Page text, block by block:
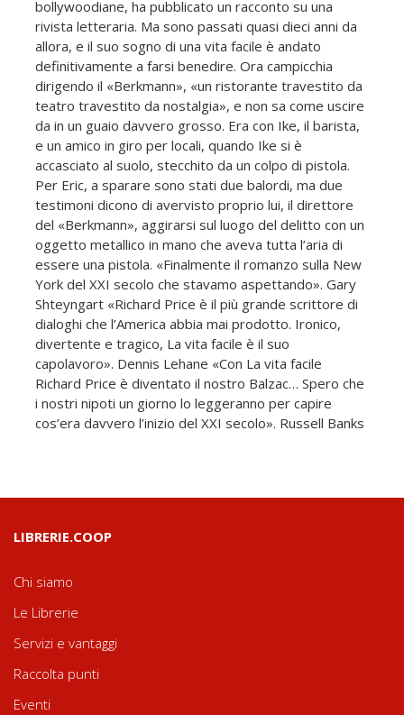
bollywoodiane, ha pubblicato un racconto su una
rivista letteraria. Ma sono passati quasi dieci anni da
allora, e il suo sogno di una vita facile è andato
definitivamente a farsi benedire. Ora campicchia
dirigendo il «Berkmann», «un ristorante travestito da
teatro travestito da nostalgia», e non sa come uscire
da in un guaio davvero grosso. Era con Ike, il barista,
e un amico in giro per locali, quando Ike si è
accasciato al suolo, stecchito da un colpo di pistola.
Per Eric, a sparare sono stati due balordi, ma due
testimoni dicono di avervisto proprio lui, il direttore
del «Berkmann», aggirarsi sul luogo del delitto con un
oggetto metallico in mano che aveva tutta l’aria di
essere una pistola. «Finalmente il romanzo sulla New
York del XXI secolo che stavamo aspettando». Gary
Shteyngart «Richard Price è il più grande scrittore di
dialoghi che l’America abbia mai prodotto. Ironico,
divertente e tragico, La vita facile è il suo
capolavoro». Dennis Lehane «Con La vita facile
Richard Price è diventato il nostro Balzac… Spero che
i nostri nipoti un giorno lo leggeranno per capire
cos’era davvero l’inizio del XXI secolo». Russell Banks
LIBRERIE.COOP
Chi siamo
Le Librerie
Servizi e vantaggi
Raccolta punti
Eventi